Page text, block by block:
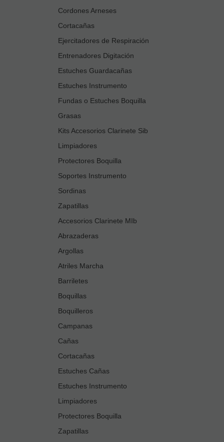
Cordones Arneses
Cortacañas
Ejercitadores de Respiración
Entrenadores Digitación
Estuches Guardacañas
Estuches Instrumento
Fundas o Estuches Boquilla
Grasas
Kits Accesorios Clarinete Sib
Limpiadores
Protectores Boquilla
Soportes Instrumento
Sordinas
Zapatillas
Accesorios Clarinete MIb
Abrazaderas
Argollas
Atriles Marcha
Barriletes
Boquillas
Boquilleros
Campanas
Cañas
Cortacañas
Estuches Cañas
Estuches Instrumento
Limpiadores
Protectores Boquilla
Zapatillas